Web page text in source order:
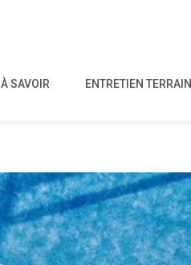
À SAVOIR ENTRETIEN TERRAIN